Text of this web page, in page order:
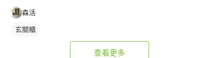
森活
玄關櫃
查看更多